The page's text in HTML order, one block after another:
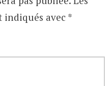
indiqués avec *